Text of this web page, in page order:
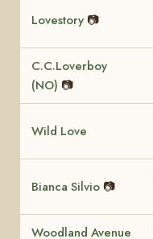
Lovestory 📷
C.C.Loverboy
(NO) 📷
Wild Love
Bianca Silvio 📷
Woodland Avenue